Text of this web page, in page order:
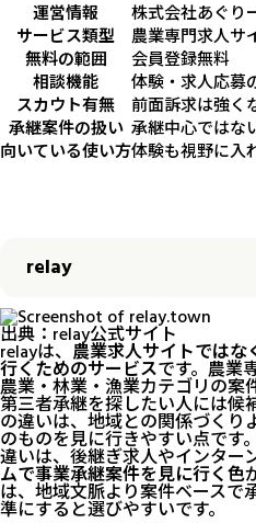
運営情報
株式会社あぐり
サービス類型
農業専門求人サ
無料の範囲
会員登録無料
相談機能
体験・求人応募
スカウト有無
前面訴求は強く
承継案件の扱い 承継中心ではな
向いている使い方体験も視野に入
relay
出典： relay公式サイト
relayは、 農業求人サイトではな
行くためのサービスです。農業
農業・林業・漁業カテゴリの案
第三者承継を探したい人には候
の違いは、地域との関係づくり
のものを見に行きやすい点です
違いは、後継ぎ求人やインター
ムで事業承継案件を見に行く色
は、地域文脈より案件ベースで
準にすると選びやすいです。